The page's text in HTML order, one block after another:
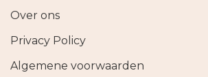
Over ons
Privacy Policy
Algemene voorwaarden